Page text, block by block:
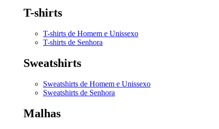
T-shirts
T-shirts de Homem e Unissexo
T-shirts de Senhora
Sweatshirts
Sweatshirts de Homem e Unissexo
Sweatshirts de Senhora
Malhas